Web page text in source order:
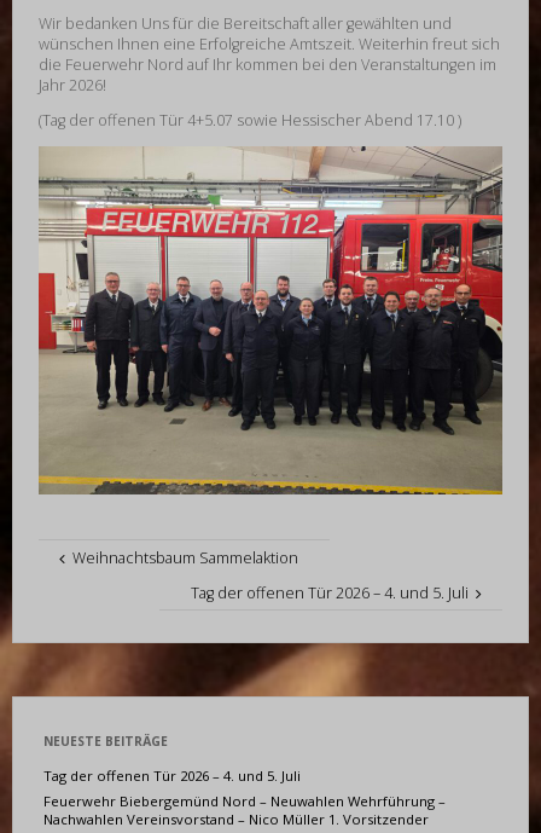
Wir bedanken Uns für die Bereitschaft aller gewählten und
wünschen Ihnen eine Erfolgreiche Amtszeit. Weiterhin freut sich
die Feuerwehr Nord auf Ihr kommen bei den Veranstaltungen im
Jahr 2026!
(Tag der offenen Tür 4+5.07 sowie Hessischer Abend 17.10 )
Weihnachtsbaum Sammelaktion
Tag der offenen Tür 2026 – 4. und 5. Juli
NEUESTE BEITRÄGE
Tag der offenen Tür 2026 – 4. und 5. Juli
Feuerwehr Biebergemünd Nord – Neuwahlen Wehrführung –
Nachwahlen Vereinsvorstand – Nico Müller 1. Vorsitzender